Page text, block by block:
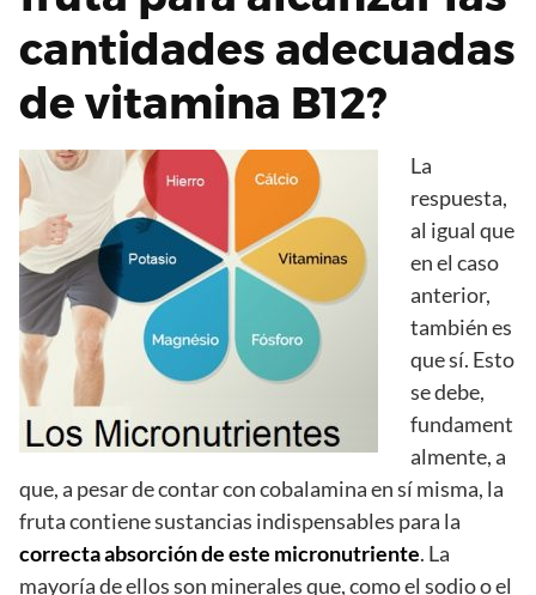
cantidades adecuadas
de vitamina B12?
La
respuesta,
al igual que
en el caso
anterior,
también es
que sí. Esto
se debe,
fundament
almente, a
que, a pesar de contar con cobalamina en sí misma, la
fruta contiene sustancias indispensables para la
correcta absorción de este micronutriente. La
mayoría de ellos son minerales que, como el sodio o el